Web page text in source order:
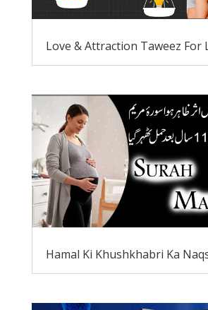
Love & Attraction Taweez For
Hamal Ki Khushkhabri Ka